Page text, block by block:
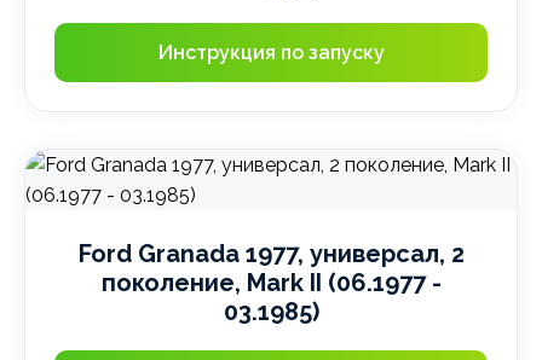
Инструкция по запуску
Ford Granada 1977, универсал, 2
поколение, Mark II (06.1977 -
03.1985)